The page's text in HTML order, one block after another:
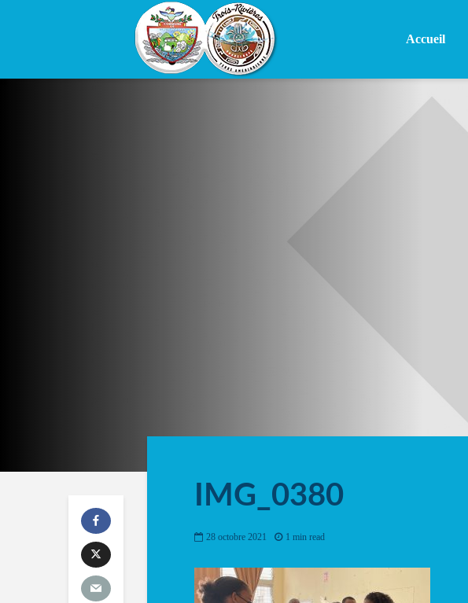
Accueil
IMG_0380
28 octobre 2021 1 min read